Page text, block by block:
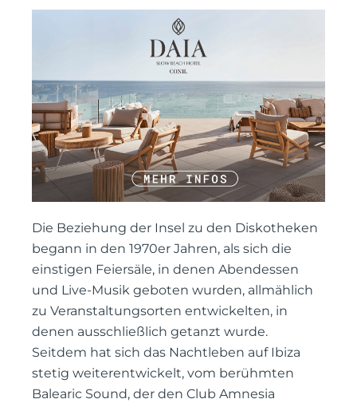
Die Beziehung der Insel zu den Diskotheken
begann in den 1970er Jahren, als sich die
einstigen Feiersäle, in denen Abendessen
und Live-Musik geboten wurden, allmählich
zu Veranstaltungsorten entwickelten, in
denen ausschließlich getanzt wurde.
Seitdem hat sich das Nachtleben auf Ibiza
stetig weiterentwickelt, vom berühmten
Balearic Sound, der den Club Amnesia